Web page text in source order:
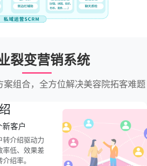
裂变营销系统
案组合，全方位解决美容院拓客难题
客户
转介绍驱动力
率低、效果差
绍率。